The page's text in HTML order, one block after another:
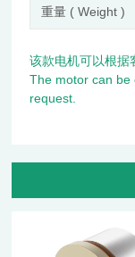
重量 ( Weight )
该款电机可以根据
The motor can be
request.